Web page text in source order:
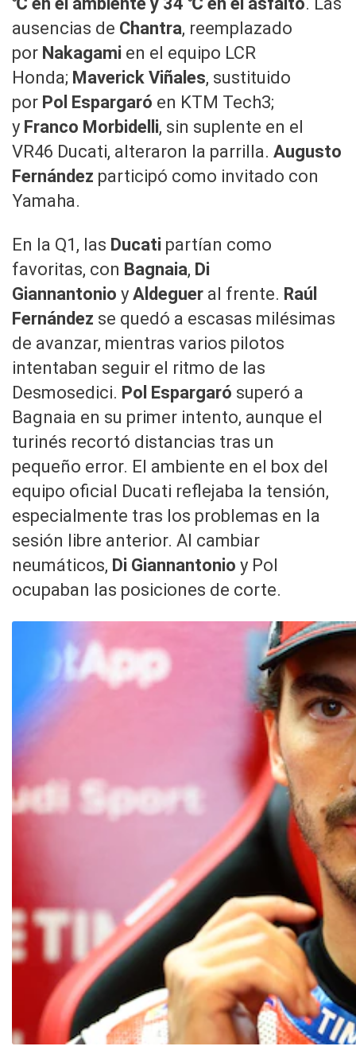
ausencias de Chantra, reemplazado
por Nakagami en el equipo LCR
Honda; Maverick Viñales, sustituido
por Pol Espargaró en KTM Tech3;
y Franco Morbidelli, sin suplente en el
VR46 Ducati, alteraron la parrilla. Augusto
Fernández participó como invitado con
Yamaha.
En la Q1, las Ducati partían como
favoritas, con Bagnaia, Di
Giannantonio y Aldeguer al frente. Raúl
Fernández se quedó a escasas milésimas
de avanzar, mientras varios pilotos
intentaban seguir el ritmo de las
Desmosedici. Pol Espargaró superó a
Bagnaia en su primer intento, aunque el
turinés recortó distancias tras un
pequeño error. El ambiente en el box del
equipo oficial Ducati reflejaba la tensión,
especialmente tras los problemas en la
sesión libre anterior. Al cambiar
neumáticos, Di Giannantonio y Pol
ocupaban las posiciones de corte.